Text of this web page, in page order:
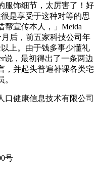
服饰细节，太厉害了！好
是享受于这种对等的思
帮宣传本人，」Meida
后，前五家科技公司年
上。由于钱多事少懂礼
说，最初得出了一条两边
，并起头普遍补课各类宅
口健康信息技术有限公司
号